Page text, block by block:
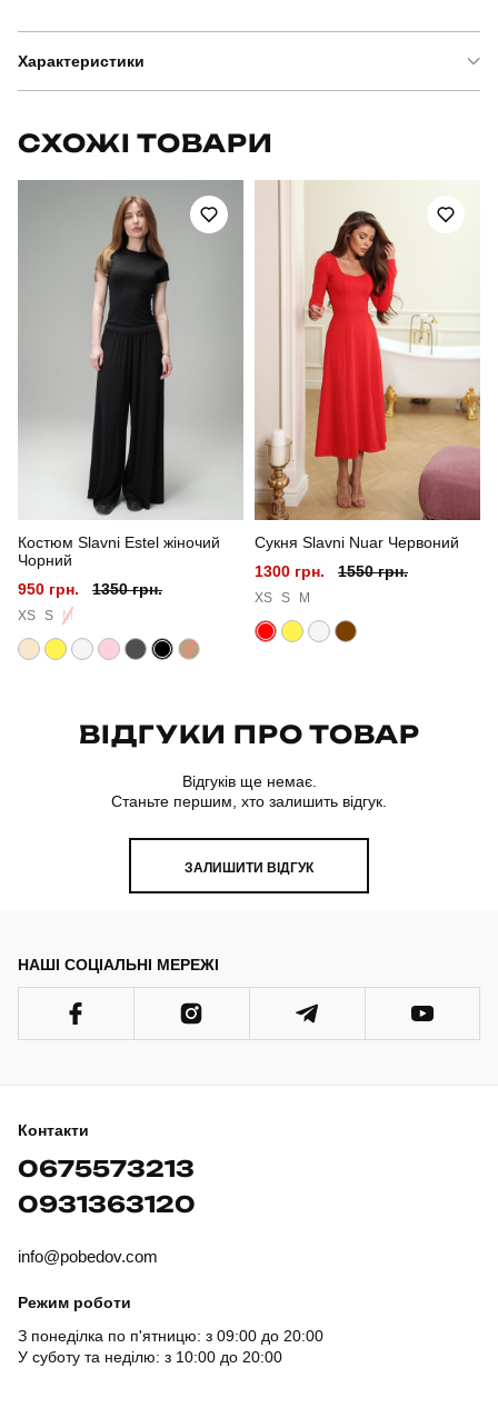
Характеристики
PNcr2923Spx
Призначення
жіночий
військовий
піксель
Матеріал софт
Склад тканини
Країна - виробник
СХОЖІ ТОВАРИ
Костюм Slavni Estel жіночий
Чорний
950 грн.
1350 грн.
XS S M
Сукня Slavni Nuar Червоний
1300 грн.
1550 грн.
XS S M
ВІДГУКИ ПРО ТОВАР
Відгуків ще немає.
Станьте першим, хто залишить відгук.
ЗАЛИШИТИ ВІДГУК
НАШІ СОЦІАЛЬНІ МЕРЕЖІ
Контакти
0675573213
0931363120
info@pobedov.com
Режим роботи
З понеділка по п'ятницю: з 09:00 до 20:00
У суботу та неділю: з 10:00 до 20:00